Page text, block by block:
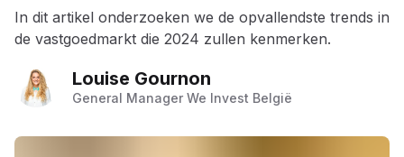
In dit artikel onderzoeken we de opvallendste trends in
de vastgoedmarkt die 2024 zullen kenmerken.
Louise Gournon
General Manager We Invest België